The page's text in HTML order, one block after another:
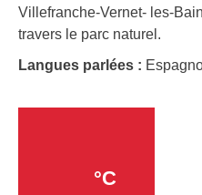
Villefranche-Vernet- les-
travers le parc naturel.
Langues parlées :